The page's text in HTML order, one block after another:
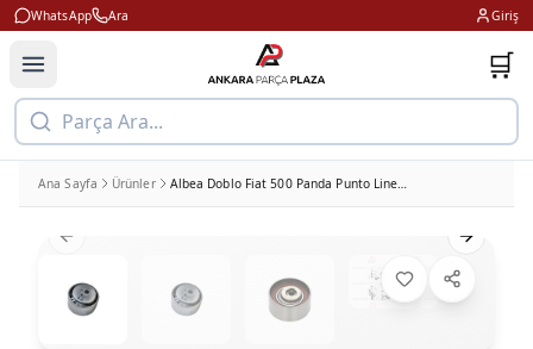
WhatsApp Ara Giriş
🛒
Parça Ara...
Ana Sayfa Ürünler Albea Doblo Fiat 500 Panda Punto Linea 1.4 Triger Bilyası Snr
Previous slide Next